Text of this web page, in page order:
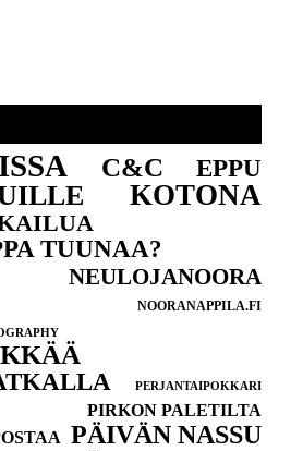
C&C EPPU
KOTONA
TUUNAA?
NEULOJANOORA
NOORANAPPILA.FI
PERJANTAIPOKKARI
PIRKON PALETILTA
PÄIVÄN NASSU